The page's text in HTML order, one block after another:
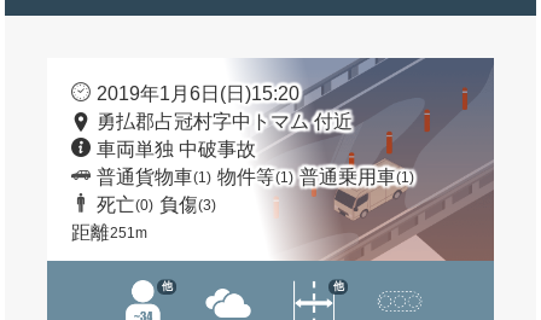
2019年1月6日(日)15:20
勇払郡占冠村字中トマム 付近
車両単独 中破事故
普通貨物車(1) 物件等(1) 普通乗用車(1)
死亡(0) 負傷(3)
距離251m
他 他